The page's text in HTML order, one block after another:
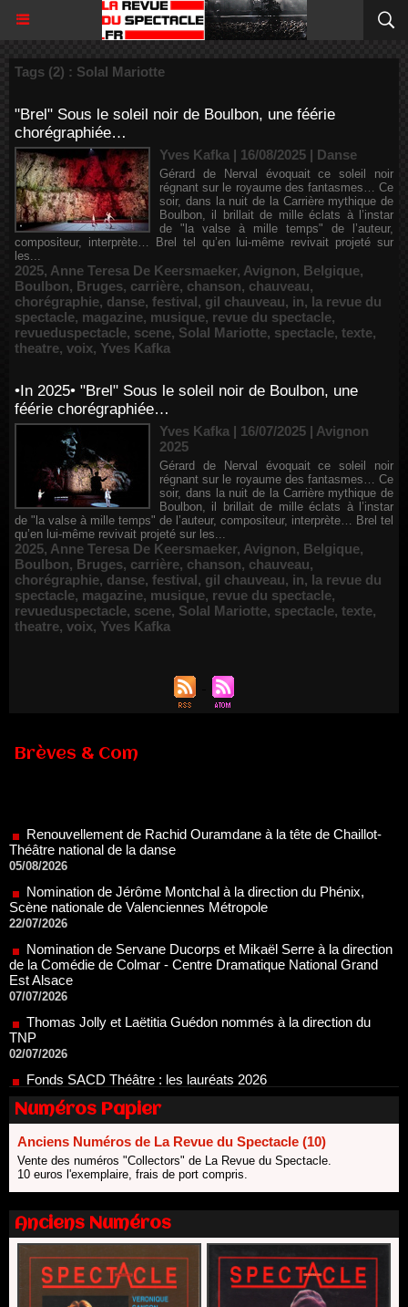
Tags (2) : Solal Mariotte
"Brel" Sous le soleil noir de Boulbon, une féérie
chorégraphiée…
Yves Kafka | 16/08/2025 | Danse
Gérard de Nerval évoquait ce soleil noir
régnant sur le royaume des fantasmes… Ce
soir, dans la nuit de la Carrière mythique de
Boulbon, il brillait de mille éclats à l’instar
de "la valse à mille temps" de l’auteur,
compositeur, interprète… Brel tel qu’en lui-même revivait projeté sur
les...
2025, Anne Teresa De Keersmaeker, Avignon, Belgique,
Boulbon, Bruges, carrière, chanson, chauveau,
chorégraphie, danse, festival, gil chauveau, in, la revue du
spectacle, magazine, musique, revue du spectacle,
revueduspectacle, scene, Solal Mariotte, spectacle, texte,
theatre, voix, Yves Kafka
•In 2025• "Brel" Sous le soleil noir de Boulbon, une
féérie chorégraphiée…
Yves Kafka | 16/07/2025 | Avignon
2025
Gérard de Nerval évoquait ce soleil noir
régnant sur le royaume des fantasmes… Ce
soir, dans la nuit de la Carrière mythique de
Boulbon, il brillait de mille éclats à l’instar
de "la valse à mille temps" de l’auteur, compositeur, interprète… Brel tel
qu’en lui-même revivait projeté sur les...
2025, Anne Teresa De Keersmaeker, Avignon, Belgique,
Boulbon, Bruges, carrière, chanson, chauveau,
chorégraphie, danse, festival, gil chauveau, in, la revue du
spectacle, magazine, musique, revue du spectacle,
revueduspectacle, scene, Solal Mariotte, spectacle, texte,
theatre, voix, Yves Kafka
Brèves & Com
05/08/2026
Nomination de Jérôme Montchal à la direction du Phénix,
Scène nationale de Valenciennes Métropole
22/07/2026
Nomination de Servane Ducorps et Mikaël Serre à la direction
de la Comédie de Colmar - Centre Dramatique National Grand
Est Alsace
07/07/2026
Thomas Jolly et Laëtitia Guédon nommés à la direction du
TNP
02/07/2026
Fonds SACD Théâtre : les lauréats 2026
23/06/2026
Dispositif ARTCENA Écrire pour le cirque, les lauréats 2026 !
20/06/2026
Le palmarès des prix SACD 2026
18/06/2026
Les 10 lauréats du Fonds Grandes Formes Théâtre 2026
Nomination de Nathalie Garraud et Olivier Saccomano à la
direction du Théâtre de Gennevilliers - CDN
13/06/2026
Dispositif SACD Auteurs d'espaces : les lauréats 2026
Numéros Papier
Anciens Numéros de La Revue du Spectacle (10)
Vente des numéros "Collectors" de La Revue du Spectacle.
10 euros l'exemplaire, frais de port compris.
Anciens Numéros